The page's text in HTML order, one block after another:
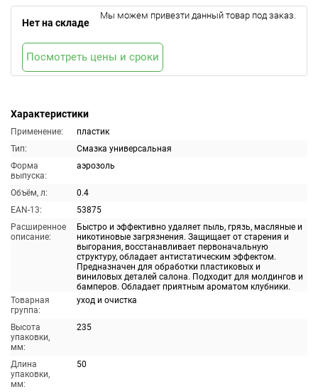
Характеристики
Применение:
пластик
Тип:
Смазка универсальная
Форма
выпуска:
аэрозоль
Объём, л:
0.4
EAN-13:
53875
Расширенное
описание:
Быстро и эффективно удаляет пыль, грязь, масляные и
никотиновые загрязнения. Защищает от старения и
выгорания, восстанавливает первоначальную
структуру, обладает антистатическим эффектом.
Предназначен для обработки пластиковых и
виниловых деталей салона. Подходит для молдингов и
бамперов. Обладает приятным ароматом клубники.
Товарная
группа:
уход и очистка
Высота
упаковки,
мм:
235
Длина
упаковки,
мм:
50
Нет на складе
Мы можем привезти данный товар под заказ.
Посмотреть цены и сроки